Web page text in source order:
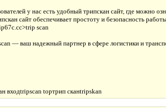
у нас есть удобный трипскан сайт, где можно
сайт обеспечивает простоту и безопасность
scan
— ваш надежный партнер в сфере логистики и
входtripscan topтрип сканtripskan